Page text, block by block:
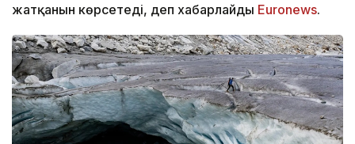
жатқанын көрсетеді, деп хабарлайды Еuronews.